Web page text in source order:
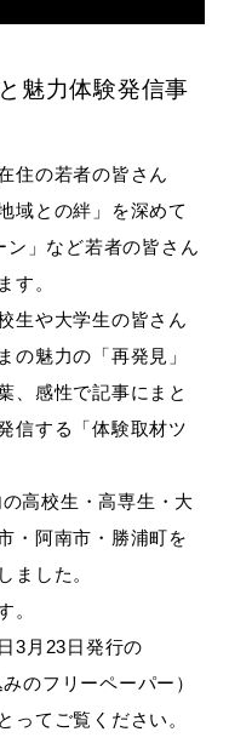
魅力体験発信事
住の若者の皆さん
域との絆」を深めて
」など若者の皆さん
す。
生や大学生の皆さん
の魅力の「再発見」
、感性で記事にまと
信する「体験取材ツ
高校生・高専生・大
・阿南市・勝浦町を
ました。
。
3月23日発行の
のフリーペーパー）
ってご覧ください。